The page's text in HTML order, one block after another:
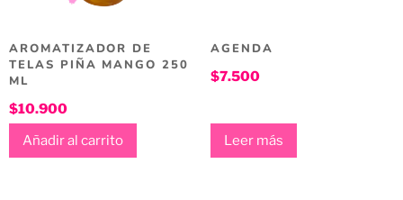
AROMATIZADOR DE
TELAS PIÑA MANGO 250
ML
$10.900
Añadir al carrito
AGENDA
$7.500
Leer más